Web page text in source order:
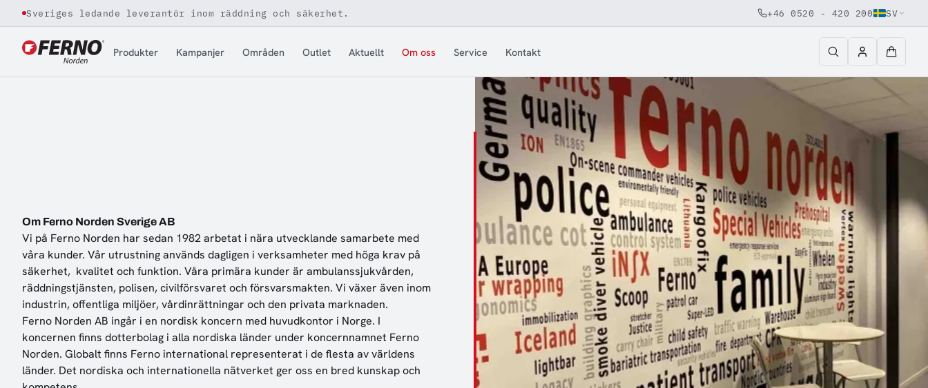
Jump to content
Sveriges ledande leverantör inom räddning och säkerhet. +46 0520 - 420 200 SV
Produkter Kampanjer Områden Outlet Aktuellt Om oss Service Kontakt
Om Ferno Norden Sverige AB
Vi på Ferno Norden har sedan 1982 arbetat i nära utvecklande samarbete med
våra kunder. Vår utrustning används dagligen i verksamheter med höga krav på
säkerhet, kvalitet och funktion. Våra primära kunder är ambulanssjukvården,
räddningstjänsten, polisen, civilförsvaret och försvarsmakten. Vi växer även inom
industrin, offentliga miljöer, vårdinrättningar och den privata marknaden.
Ferno Norden AB ingår i en nordisk koncern med huvudkontor i Norge. I
koncernen finns dotterbolag i alla nordiska länder under koncernnamnet Ferno
Norden. Globalt finns Ferno international representerat i de flesta av världens
länder. Det nordiska och internationella nätverket ger oss en bred kunskap och